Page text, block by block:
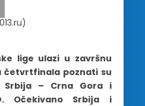
lige ulazi u završnu
četvrtfinala poznati su
Srbija – Crna Gora i
Očekivano Srbija i